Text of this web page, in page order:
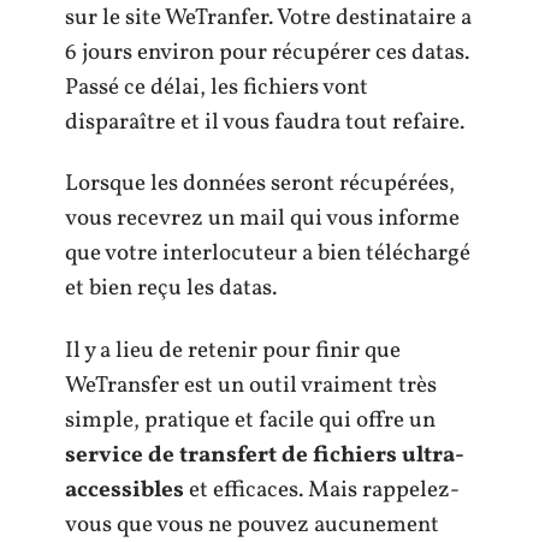
sur le site WeTranfer. Votre destinataire a
6 jours environ pour récupérer ces datas.
Passé ce délai, les fichiers vont
disparaître et il vous faudra tout refaire.
Lorsque les données seront récupérées,
vous recevrez un mail qui vous informe
que votre interlocuteur a bien téléchargé
et bien reçu les datas.
Il y a lieu de retenir pour finir que
WeTransfer est un outil vraiment très
simple, pratique et facile qui offre un
service de transfert de fichiers ultra-
accessibleset efficaces. Mais rappelez-
vous que vous ne pouvez aucunement